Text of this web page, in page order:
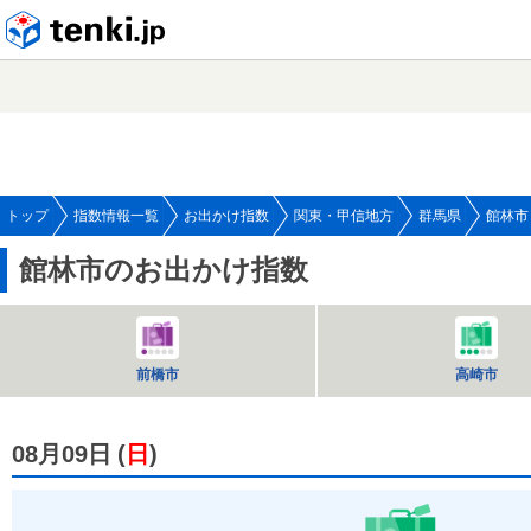
トップ 指数情報一覧 お出かけ指数 関東・甲信地方 群馬県 館林市
館林市のお出かけ指数
前橋市 高崎市
08月09日 ( 日 )